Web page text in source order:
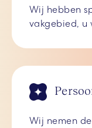
Wij hebben
vakgebied, u
Wij nemen